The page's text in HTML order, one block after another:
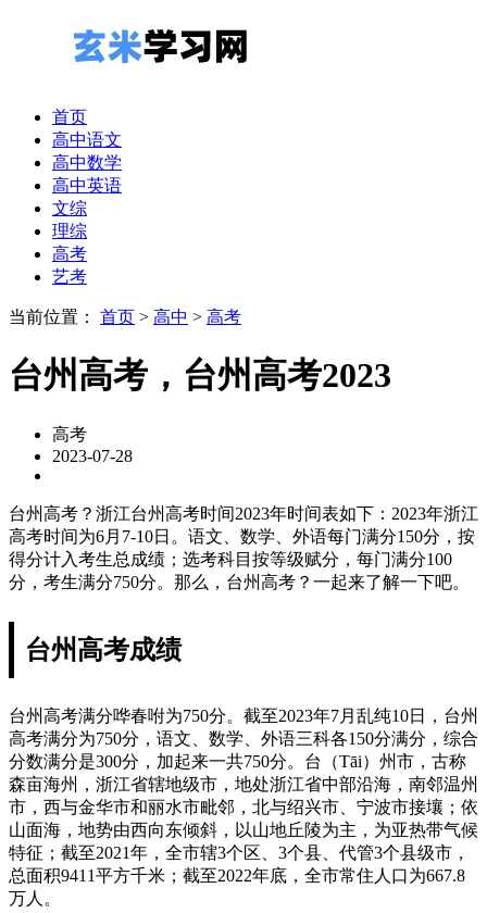
首页
高中语文
高中数学
高中英语
文综
理综
高考
艺考
当前位置： 首页 > 高中 > 高考
台州高考，台州高考2023
高考
2023-07-28
台州高考？浙江台州高考时间2023年时间表如下：2023年浙江
高考时间为6月7-10日。语文、数学、外语每门满分150分，按
得分计入考生总成绩；选考科目按等级赋分，每门满分100
分，考生满分750分。那么，台州高考？一起来了解一下吧。
台州高考成绩
台州高考满分哗春咐为750分。截至2023年7月乱纯10日，台州
高考满分为750分，语文、数学、外语三科各150分满分，综合
分数满分是300分，加起来一共750分。台（Tāi）州市，古称
森亩海州，浙江省辖地级市，地处浙江省中部沿海，南邻温州
市，西与金华市和丽水市毗邻，北与绍兴市、宁波市接壤；依
山面海，地势由西向东倾斜，以山地丘陵为主，为亚热带气候
特征；截至2021年，全市辖3个区、3个县、代管3个县级市，
总面积9411平方千米；截至2022年底，全市常住人口为667.8
万人。